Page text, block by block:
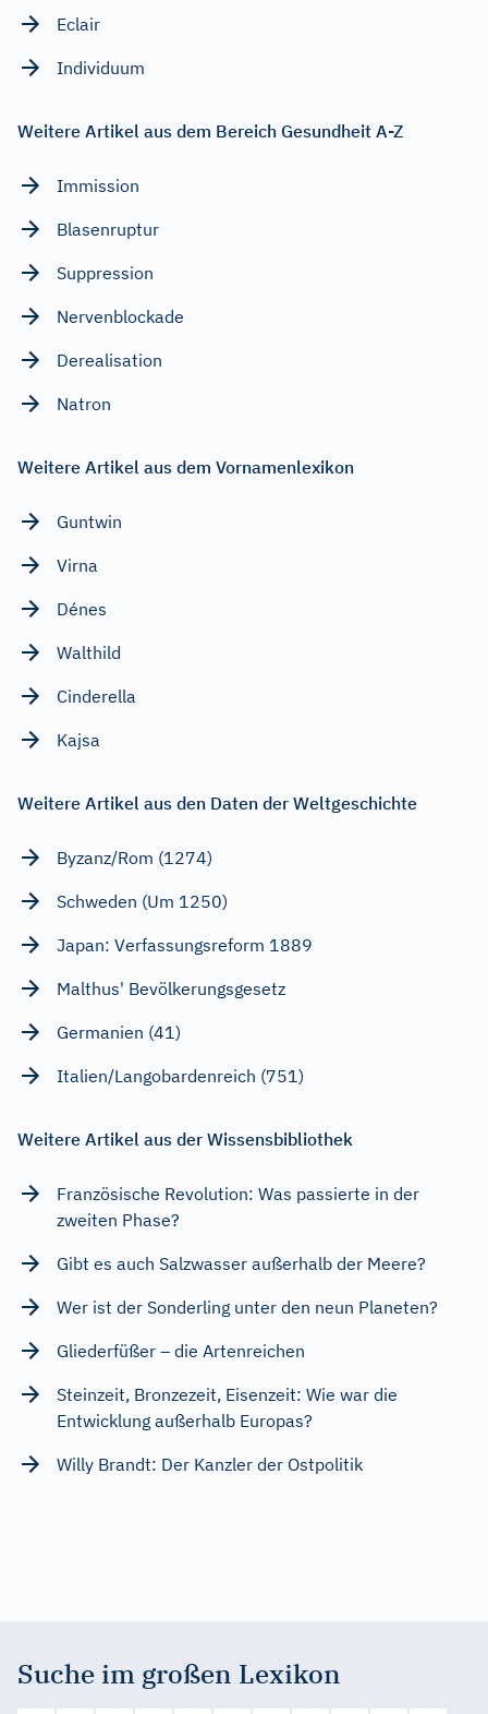
Eclair
Individuum
Weitere Artikel aus dem Bereich Gesundheit A-Z
Immission
Blasenruptur
Suppression
Nervenblockade
Derealisation
Natron
Weitere Artikel aus dem Vornamenlexikon
Guntwin
Virna
Dénes
Walthild
Cinderella
Kajsa
Weitere Artikel aus den Daten der Weltgeschichte
Byzanz/Rom (1274)
Schweden (Um 1250)
Japan: Verfassungsreform 1889
Malthus' Bevölkerungsgesetz
Germanien (41)
Italien/Langobardenreich (751)
Weitere Artikel aus der Wissensbibliothek
Französische Revolution: Was passierte in der
zweiten Phase?
Gibt es auch Salzwasser außerhalb der Meere?
Wer ist der Sonderling unter den neun Planeten?
Gliederfüßer – die Artenreichen
Steinzeit, Bronzezeit, Eisenzeit: Wie war die
Entwicklung außerhalb Europas?
Willy Brandt: Der Kanzler der Ostpolitik
Suche im großen Lexikon